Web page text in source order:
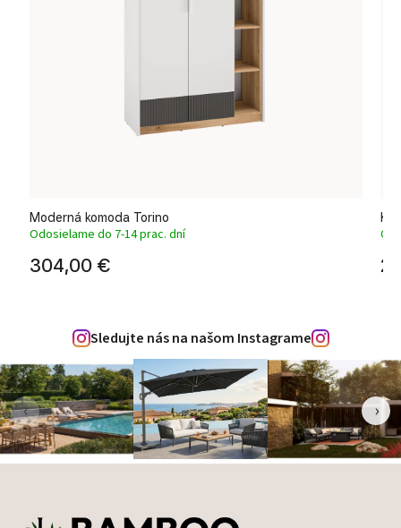
Moderná komoda Torino
Odosielame do 7-14 prac. dní
304,00 €
Sledujte nás na našom Instagrame
‹ ›